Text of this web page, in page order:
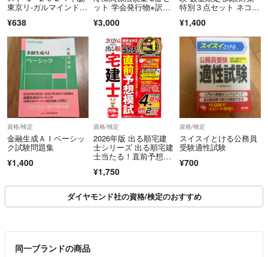
東京リ-ガルマインド/
ＬＥＣ総合研究所宅建
（単行本）
¥638
ット 学会発行物※訳ア
¥3,000
特別３点セット ネコポ
¥1,400
資格/検定
金融生成ＡＩベーシッ
ク試験問題集
¥1,400
資格/検定
2026年版 出る順宅建
士シリーズ 出る順宅建
士当たる！直前予想模
¥1,750
資格/検定
スイスイとける公務員
受験適性試験
¥700
ダイヤモンド社の資格/検定のおすすめ
同一ブランドの商品